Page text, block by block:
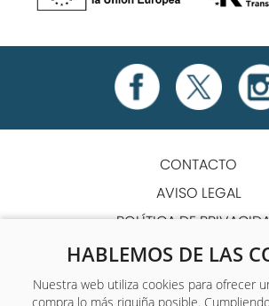
HABLEMOS DE LAS
Nuestra web utiliza cookies para ofrecer
compra lo más riquiña posible.
CONTACTO
AVISO LEGAL
POLÍTICA DE
POLÍTICA DE
TÉRMINOS Y